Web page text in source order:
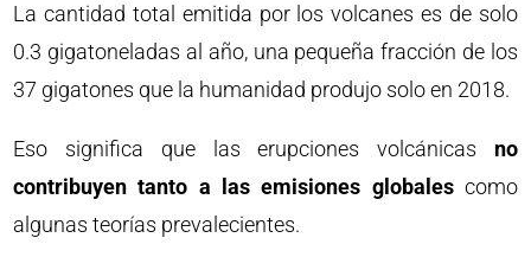
La cantidad total emitida por los volcanes es de solo
0.3 gigatoneladas al año, una pequeña fracción de los
37 gigatones que la humanidad produjo solo en 2018.
Eso significa que las erupciones volcánicas no
contribuyen tanto a las emisiones globalescomo
algunas teorías prevalecientes.